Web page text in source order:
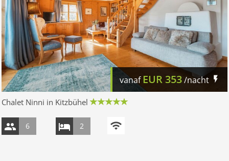
vanafEUR353/nacht
Chalet Ninni in Kitzbühel
6 2